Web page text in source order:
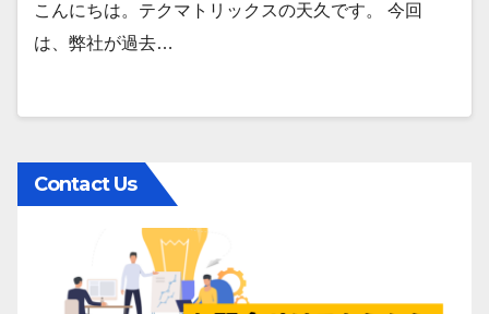
こんにちは。テクマトリックスの天久です。 今回
は、弊社が過去…
Contact Us